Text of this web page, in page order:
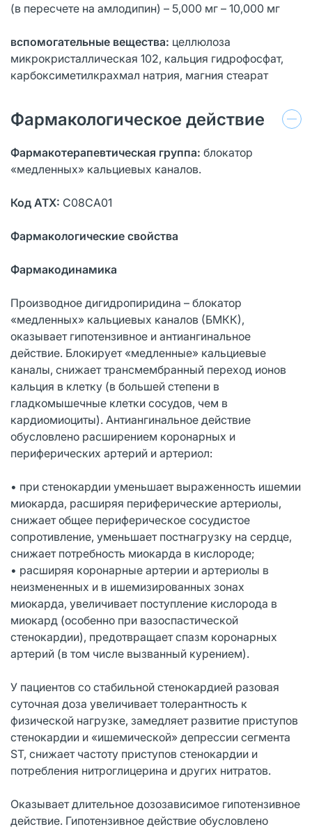
(в пересчете на амлодипин) – 5,000 мг – 10,000 мг
вспомогательные вещества: целлюлоза
микрокристаллическая 102, кальция гидрофосфат,
карбоксиметилкрахмал натрия, магния стеарат
Фармакологическое действие
Фармакотерапевтическая группа: блокатор
«медленных» кальциевых каналов.
Код АТХ: C08CA01
Фармакологические свойства
Фармакодинамика
Производное дигидропиридина – блокатор
«медленных» кальциевых каналов (БМКК),
оказывает гипотензивное и антиангинальное
действие. Блокирует «медленные» кальциевые
каналы, снижает трансмембранный переход ионов
кальция в клетку (в большей степени в
гладкомышечные клетки сосудов, чем в
кардиомиоциты). Антиангинальное действие
обусловлено расширением коронарных и
периферических артерий и артериол:
• при стенокардии уменьшает выраженность ишемии
миокарда, расширяя периферические артериолы,
снижает общее периферическое сосудистое
сопротивление, уменьшает постнагрузку на сердце,
снижает потребность миокарда в кислороде;
• расширяя коронарные артерии и артериолы в
неизмененных и в ишемизированных зонах
миокарда, увеличивает поступление кислорода в
миокард (особенно при вазоспастической
стенокардии), предотвращает спазм коронарных
артерий (в том числе вызванный курением).
У пациентов со стабильной стенокардией разовая
суточная доза увеличивает толерантность к
физической нагрузке, замедляет развитие приступов
стенокардии и «ишемической» депрессии сегмента
ST, снижает частоту приступов стенокардии и
потребления нитроглицерина и других нитратов.
Оказывает длительное дозозависимое гипотензивное
действие. Гипотензивное действие обусловлено